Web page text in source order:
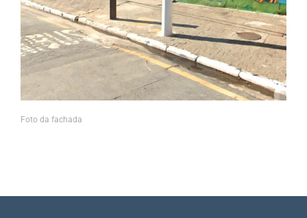
Foto da fachada